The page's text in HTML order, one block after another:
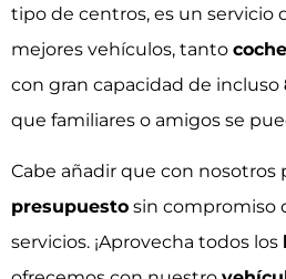
tipo de centros, es un servicio
mejores vehículos, tanto
con gran capacidad de incluso
que familiares o amigos se
Cabe añadir que con nosotros
presupuesto sin compromiso
servicios. ¡Aprovecha todos los